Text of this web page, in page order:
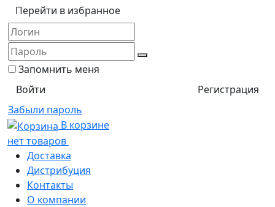
Перейти в избранное
Запомнить меня
Регистрация
Забыли пароль
В корзине
нет товаров
Доставка
Дистрибуция
Контакты
О компании